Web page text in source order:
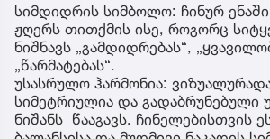
სიმდიდრის სიმბოლო: ჩინურ ენაში
ჟღერს თითქმის ისე, როგორც
ნიშნავს „გამდიდრებას“,
„წარმატებას“.
უსასრულო ჰარმონია:
სიმეტრიულია და გადაბრუნებული
ნიშანს წააგავს. ჩინელებისთვის